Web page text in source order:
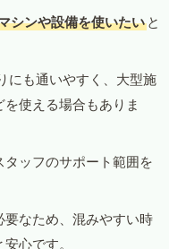
シンや設備を使いたい と
にも通いやすく、大型施
使える場合もありま
ッフのサポート範囲を
なため、混みやすい時
心です。